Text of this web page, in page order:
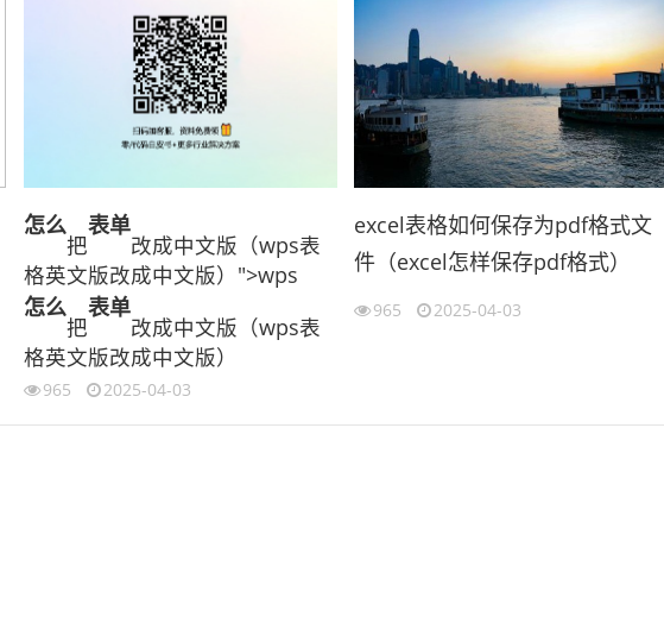
怎么
把
表单
改成中文版（wps表
格英文版改成中文版）">wps
怎么
把
表单
改成中文版（wps表
格英文版改成中文版）
965 2025-04-03
excel表格如何保存为pdf格式文
件（excel怎样保存pdf格式）
965 2025-04-03